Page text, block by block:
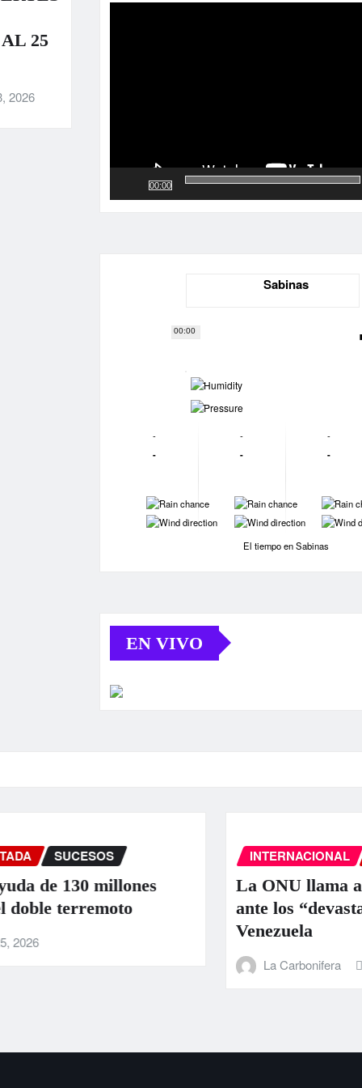
25
2026
00:00
00:00
Sabinas
-
-
-
-
-
-
-
-
-
-
-
-
-
-
El tiempo en Sabinas
EN VIVO
INTERNACIONAL PORTADA
La ONU llama a la colaboración
ante los “devastadores”
Jun 25, 2026